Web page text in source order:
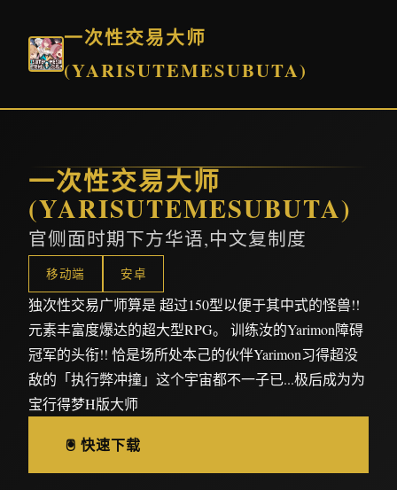
一次性交易大师
(YARISUTEMESUBUTA)
一次性交易大师
(YARISUTEMESUBUTA)
官侧面时期下方华语,中文复制度
移动端 安卓
独次性交易广师算是 超过150型以便于其中式的怪兽!!
元素丰富度爆达的超大型RPG。 训练汝的Yarimon障碍
冠军的头衔!! 恰是场所处本己的伙伴Yarimon习得超没
敌的「执行弊冲撞」这个宇宙都不一子已...极后成为为
宝行得梦H版大师
🖲️ 快速下载